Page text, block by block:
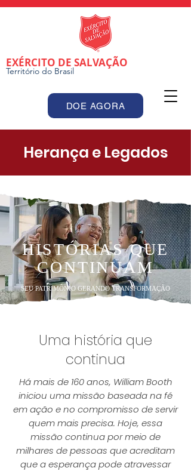
DOE AGORA
EXÉRCITO DE SALVAÇÃO
Território do Brasil
Herança e Legados
HISTÓRIAS QUE
CONTINUAM
SEU PATRIMÔNIO GERANDO TRANSFORMAÇÃO
Uma história que
continua
Há mais de 160 anos, William Booth
iniciou uma missão baseada na fé
em ação e no compromisso de servir
quem mais precisa. Hoje, essa
missão continua por meio de
milhares de pessoas que acreditam
que a esperança pode atravessar